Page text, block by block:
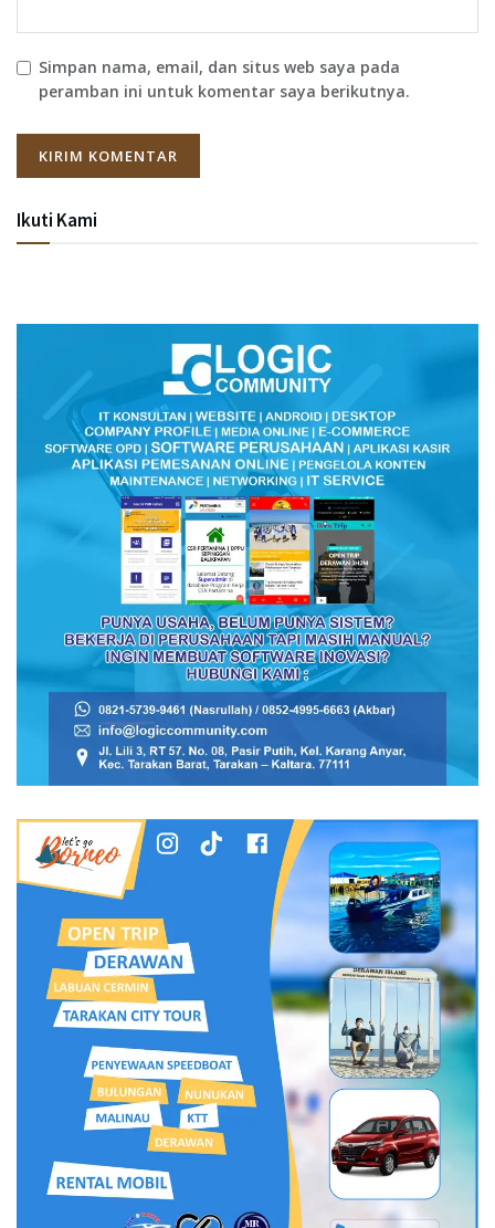
Simpan nama, email, dan situs web saya pada
peramban ini untuk komentar saya berikutnya.
Ikuti Kami